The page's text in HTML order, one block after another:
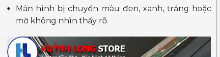
Màn hình bị chuyển màu đen, xanh, trắng hoặc
mờ không nhìn thấy rõ.